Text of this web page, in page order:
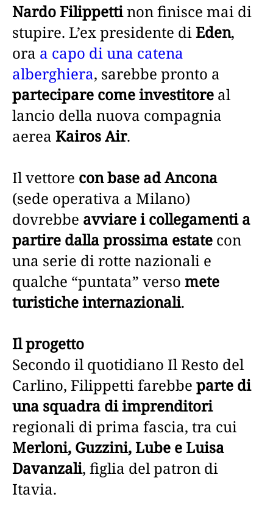
Nardo Filippettinon finisce mai di
stupire. L’ex presidente diEden,
ora a capo di una catena
alberghiera, sarebbe pronto a
partecipare come investitore al
lancio della nuova compagnia
aerea Kairos Air.
Il vettore con base ad Ancona
(sede operativa a Milano)
dovrebbe avviare i collegamenti a
partire dalla prossima estate con
una serie di rotte nazionali e
qualche “puntata” verso mete
turistiche internazionali.
Il progetto
Secondo il quotidiano Il Resto del
Carlino, Filippetti farebbe parte di
una squadra di imprenditori
regionali di prima fascia, tra cui
Merloni, Guzzini, Lube e Luisa
Davanzali, figlia del patron di
Itavia.